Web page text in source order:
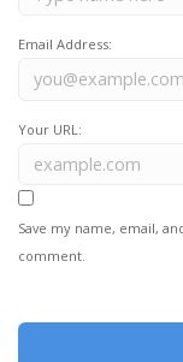
Email Address:
Your URL:
Save my name, email,
comment.